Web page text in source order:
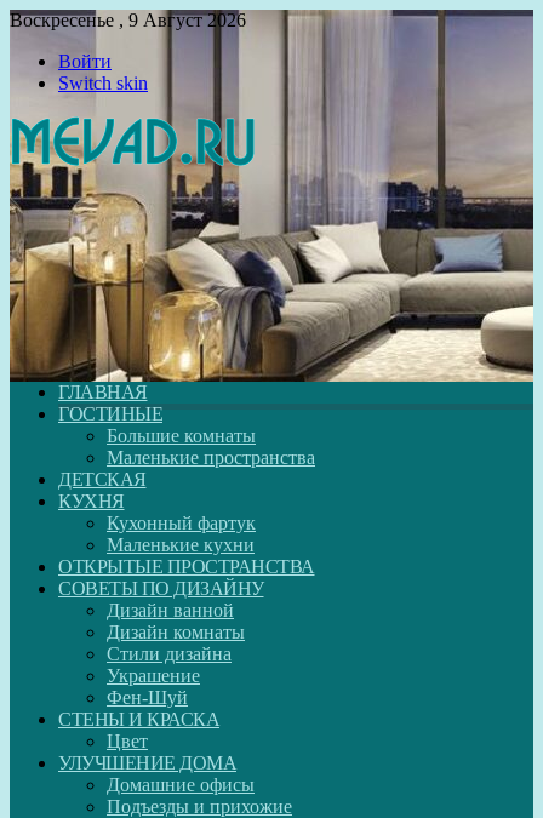
Воскресенье , 9 Август 2026
Войти
Switch skin
ГЛАВНАЯ
ГОСТИНЫЕ
Большие комнаты
Маленькие пространства
ДЕТСКАЯ
КУХНЯ
Кухонный фартук
Маленькие кухни
ОТКРЫТЫЕ ПРОСТРАНСТВА
СОВЕТЫ ПО ДИЗАЙНУ
Дизайн ванной
Дизайн комнаты
Стили дизайна
Украшение
Фен-Шуй
СТЕНЫ И КРАСКА
Цвет
УЛУЧШЕНИЕ ДОМА
Домашние офисы
Подъезды и прихожие